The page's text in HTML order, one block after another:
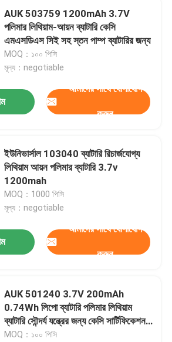
AUK 503759 1200mAh 3.7V
পলিমার লিথিয়াম-আয়ন ব্যাটারি কেসি
এমএসডিএস সিই সহ স্তন পাম্প ব্যাটারির জন্য
MOQ：১০০ পিসি
মূল্য：negotiable
আমাদের সাথে যোগাযোগ
করুন
ইউনিভার্সাল 103040 ব্যাটারি রিচার্জযোগ্য
লিথিয়াম আয়ন পলিমার ব্যাটারি 3.7v
1200mah
MOQ：1000 পিসি
মূল্য：negotiable
আমাদের সাথে যোগাযোগ
করুন
AUK 501240 3.7V 200mAh
0.74Wh লিপো ব্যাটারি পলিমার লিথিয়াম
ব্যাটারি সৌন্দর্য যন্ত্রের জন্য কেসি সার্টিফিকেশন
সহ জিপিএস লোকেটার
MOQ：১০০ পিসি